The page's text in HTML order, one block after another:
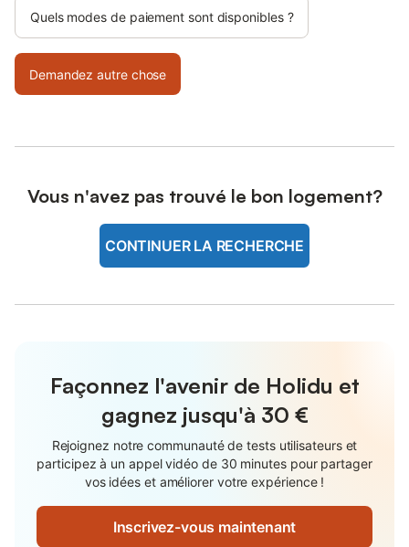
Quels modes de paiement sont disponibles ?
Demandez autre chose
Vous n'avez pas trouvé le bon logement?
CONTINUER LA RECHERCHE
Façonnez l'avenir de Holidu et
gagnez jusqu'à 30 €
Rejoignez notre communauté de tests utilisateurs et
participez à un appel vidéo de 30 minutes pour partager
vos idées et améliorer votre expérience !
Inscrivez-vous maintenant